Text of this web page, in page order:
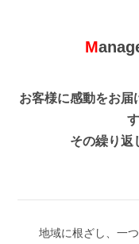
お客様に感動をお届
す
その繰り返
地域に根ざし、一